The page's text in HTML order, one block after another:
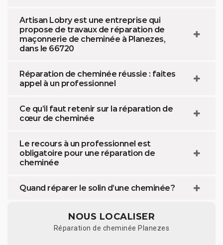
Artisan Lobry est une entreprise qui
propose de travaux de réparation de
maçonnerie de cheminée à Planezes,
dans le 66720
Réparation de cheminée réussie : faites
appel à un professionnel
Ce qu’il faut retenir sur la réparation de
cœur de cheminée
Le recours à un professionnel est
obligatoire pour une réparation de
cheminée
Quand réparer le solin d’une cheminée ?
NOUS LOCALISER
Réparation de cheminée Planezes